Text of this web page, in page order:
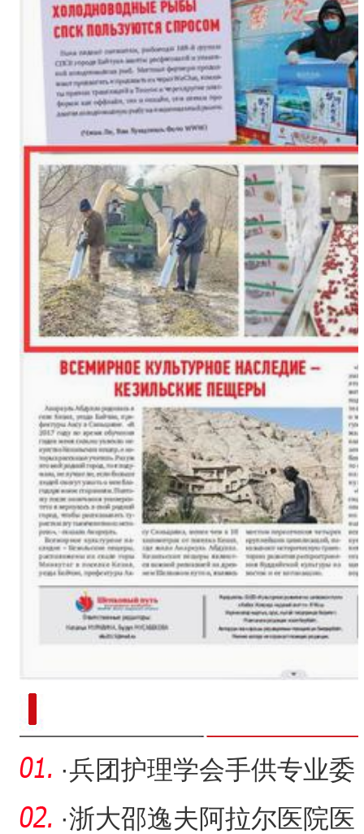
（繁荣兵团·新时代新征程
·兵团护理学会手供专业委
员会学术活动在第一师医
·浙大邵逸夫阿拉尔医院医